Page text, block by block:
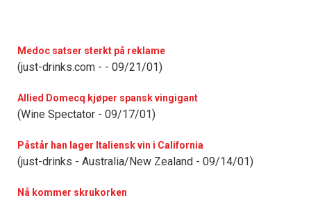
Medoc satser sterkt på reklame
(just-drinks.com - - 09/21/01)
Allied Domecq kjøper spansk vingigant
(Wine Spectator - 09/17/01)
Påstår han lager Italiensk vin i California
(just-drinks - Australia/New Zealand - 09/14/01)
Nå kommer skrukorken